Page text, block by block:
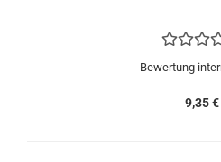
Bewertung
9,35 €